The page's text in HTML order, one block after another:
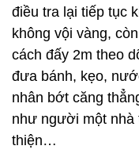
điều tra lại tiếp tục
không vội vàng,
cách đấy 2m theo
đưa bánh, kẹo,
nhân bớt căng
như người một nhà
thiện…